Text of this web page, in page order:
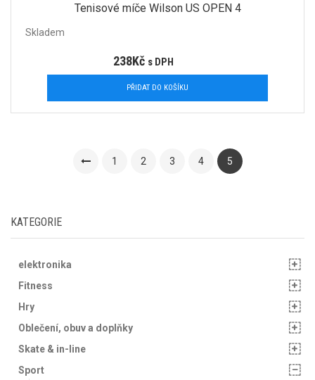
Tenisové míče Wilson US OPEN 4
238Kč s DPH
Skladem
PŘIDAT DO KOŠÍKU
1 2 3 4 5
KATEGORIE
elektronika
Fitness
Hry
Oblečení, obuv a doplňky
Skate & in-line
Sport